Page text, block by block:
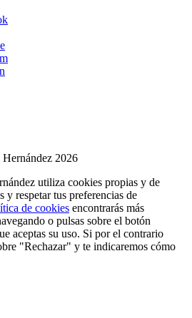
2026
utiliza cookies propias y de
y respetar tus preferencias de
de cookies encontrarás más
o pulsas sobre el botón
aceptas su uso. Si por el contrario
"Rechazar" y te indicaremos cómo